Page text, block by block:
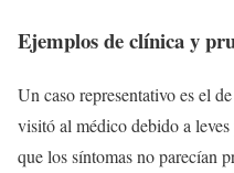
Ejemplos de clínica y
Un caso representativo es el
visitó al médico debido a
que los síntomas no parecían